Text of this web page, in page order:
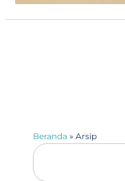
Beranda » Arsip
Search